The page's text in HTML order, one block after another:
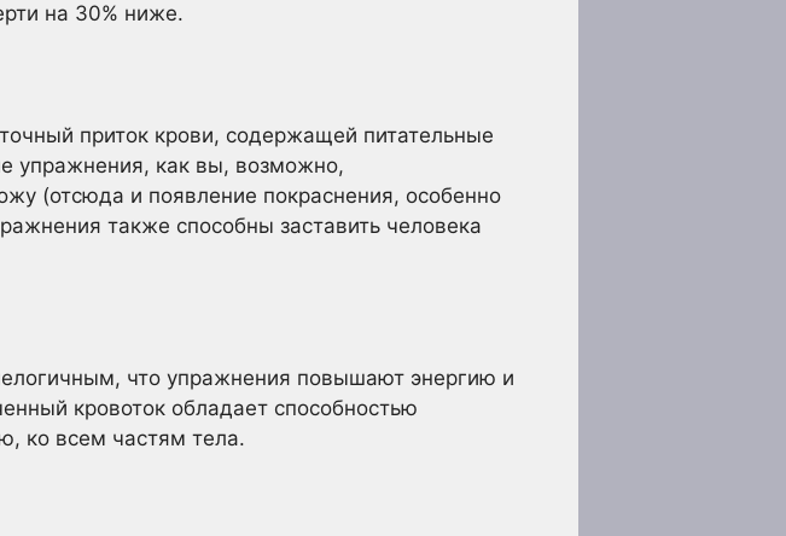
на 30% ниже.
приток крови, содержащей питательные
упражнения, как вы, возможно,
(отсюда и появление покраснения, особенно
также способны заставить человека
что упражнения повышают энергию и
кровоток обладает способностью
ко всем частям тела.